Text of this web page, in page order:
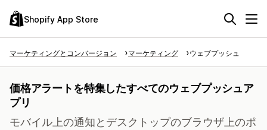
Shopify App Store
マーケティングとコンバージョン マーケティング ウェブプッシュ
価格アラートを特集したすべてのウェブプッシュア
プリ
モバイル上の通知とデスクトップのブラウザ上のポ